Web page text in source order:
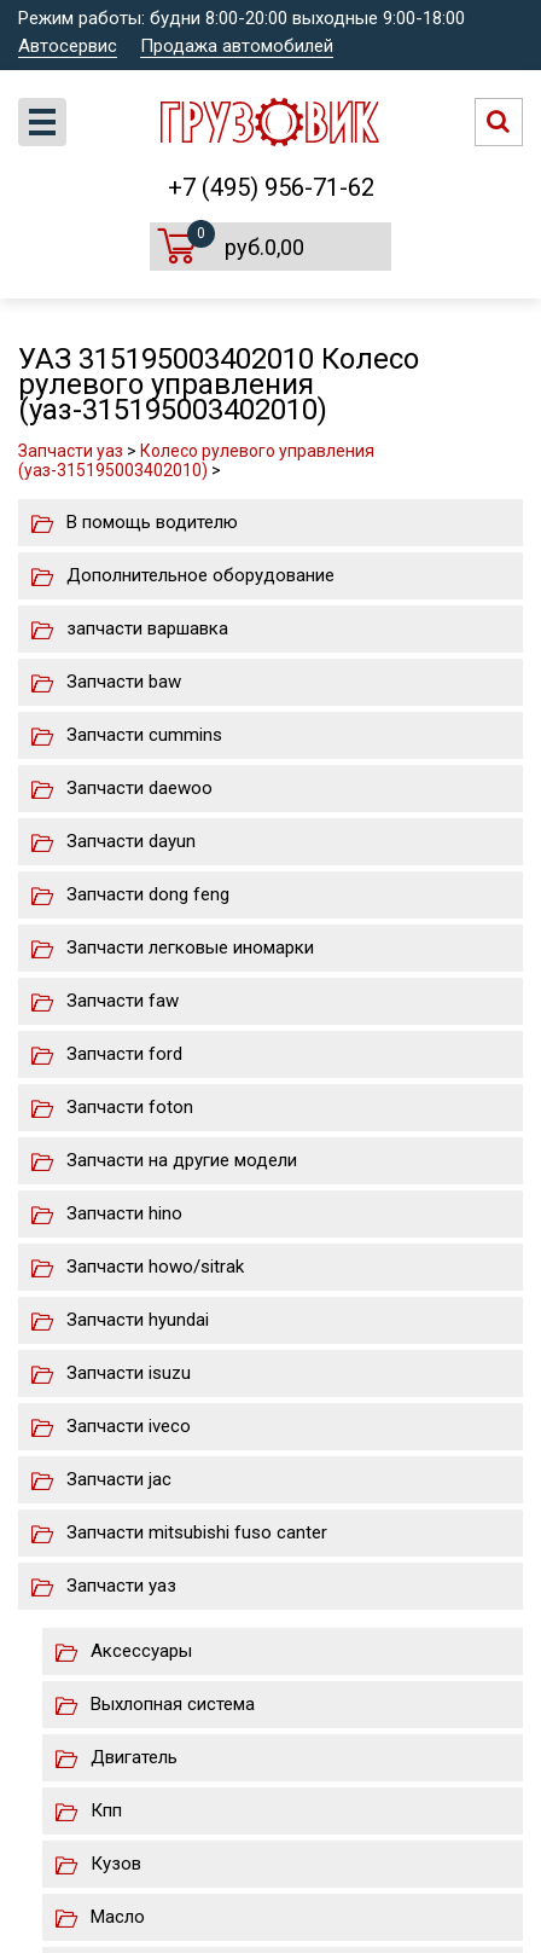
Режим работы: будни 8:00-20:00 выходные 9:00-18:00
Автосервис
Продажа автомобилей
+7 (495) 956-71-62
0
руб.0,00
УАЗ 315195003402010 Колесо
рулевого управления
(уаз-315195003402010)
Запчасти уаз > Колесо рулевого управления
(уаз-315195003402010) >
В помощь водителю
Дополнительное оборудование
запчасти варшавка
Запчасти baw
Запчасти cummins
Запчасти daewoo
Запчасти dayun
Запчасти dong feng
Запчасти легковые иномарки
Запчасти faw
Запчасти ford
Запчасти foton
Запчасти на другие модели
Запчасти hino
Запчасти howo/sitrak
Запчасти hyundai
Запчасти isuzu
Запчасти iveco
Запчасти jac
Запчасти mitsubishi fuso canter
Запчасти уаз
Аксессуары
Выхлопная система
Двигатель
Кпп
Кузов
Масло